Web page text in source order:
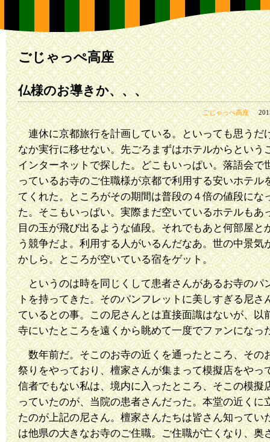
ごじゃっぺ高座
仏様のお導きか、、、
ごじゃっぺ高座
連休に京都旅行を計画している。といっても思うだ
なか実行に移せない。先ごろまずはホテルからという
インターネットで探した。どこもいっぱい。落語会で
っているお寺のご住職様が京都で利用する安いホテル
てくれた。ところがその期間は普段の４倍の値段にな
た。そこもいっぱい。実際まだ空いているホテルもあ
目の玉が飛び出るような値段。それでもあと何部屋と
う競争だよ。利用する人がいるんだなあ。世の中景気
かしら。ところが空いている宿をゲット。
というのは時を同じくして患者さんがあるお寺のパ
トを持ってきた。そのパンフレットに美しすぎる尼さ
ているとの事。この尼さんとは直接面識はないが、以
寺にいたところを遠くから眺めて一度でファンになっ
数年前だ。そこのお寺の近くを通ったところ、その
祭りをやっており、檀家さんが集まって模擬店をやっ
信者でもない私は、境内に入ったところ、そこの模擬
っていたのが、当院の患者さんだった。本堂の近くに
たのが上記の尼さん。檀家さんたちは皆さん知ってい
は他県の大きなお寺のご住職。ご住職が亡くなり、奥